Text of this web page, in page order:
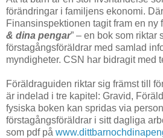
förändringar i familjens ekonomi.
Finansinspektionen tagit fram en ny
& dina pengar” – en bok som riktar
förstagångsföräldrar med samlad
myndigheter. CSN har bidragit med
Föräldraguiden riktar sig främst till
är indelad i tre kapitel: Gravid,
fysiska boken kan spridas via
förstagångsföräldrar i sitt dagliga
som pdf på